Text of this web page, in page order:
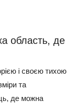
область, де
і своєю тихою
та
де можна